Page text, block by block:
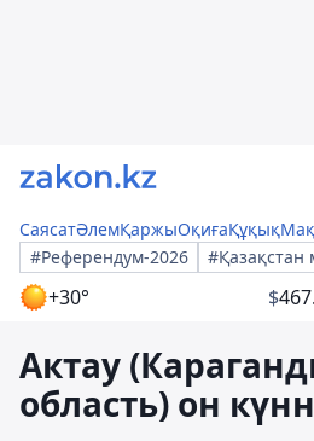
СаясатӘлемҚаржыОқиғаҚұқық
#Референдум-2026
+30° $
Актау
область) он